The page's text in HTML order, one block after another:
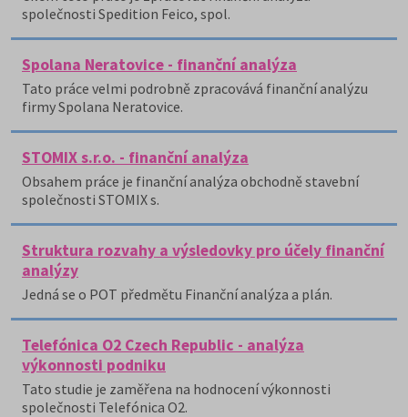
společnosti Spedition Feico, spol.
Spolana Neratovice - finanční analýza
Tato práce velmi podrobně zpracovává finanční analýzu
firmy Spolana Neratovice.
STOMIX s.r.o. - finanční analýza
Obsahem práce je finanční analýza obchodně stavební
společnosti STOMIX s.
Struktura rozvahy a výsledovky pro účely finanční
analýzy
Jedná se o POT předmětu Finanční analýza a plán.
Telefónica O2 Czech Republic - analýza
výkonnosti podniku
Tato studie je zaměřena na hodnocení výkonnosti
společnosti Telefónica O2.